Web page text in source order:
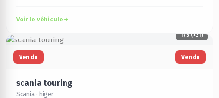
Voir le véhicule
1/5 (+21)
Vendu Vendu
scania touring
Scania · higer